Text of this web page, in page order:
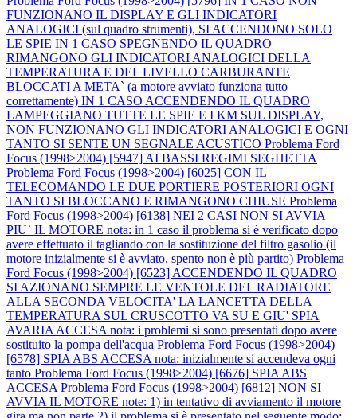
FUNZIONANO IL DISPLAY E GLI INDICATORI
ANALOGICI (sul quadro strumenti), SI ACCENDONO SOLO
LE SPIE IN 1 CASO SPEGNENDO IL QUADRO
RIMANGONO GLI INDICATORI ANALOGICI DELLA
TEMPERATURA E DEL LIVELLO CARBURANTE
BLOCCATI A META` (a motore avviato funziona tutto
correttamente) IN 1 CASO ACCENDENDO IL QUADRO
LAMPEGGIANO TUTTE LE SPIE E I KM SUL DISPLAY,
NON FUNZIONANO GLI INDICATORI ANALOGICI E OGNI
TANTO SI SENTE UN SEGNALE ACUSTICO Problema Ford
Focus (1998>2004) [5947] AI BASSI REGIMI SEGHETTA
Problema Ford Focus (1998>2004) [6025] CON IL
TELECOMANDO LE DUE PORTIERE POSTERIORI OGNI
TANTO SI BLOCCANO E RIMANGONO CHIUSE Problema
Ford Focus (1998>2004) [6138] NEI 2 CASI NON SI AVVIA
PIU` IL MOTORE nota: in 1 caso il problema si è verificato dopo
avere effettuato il tagliando con la sostituzione del filtro gasolio (il
motore inizialmente si è avviato, spento non è più partito) Problema
Ford Focus (1998>2004) [6523] ACCENDENDO IL QUADRO
SI AZIONANO SEMPRE LE VENTOLE DEL RADIATORE
ALLA SECONDA VELOCITA' LA LANCETTA DELLA
TEMPERATURA SUL CRUSCOTTO VA SU E GIU' SPIA
AVARIA ACCESA nota: i problemi si sono presentati dopo avere
sostituito la pompa dell'acqua Problema Ford Focus (1998>2004)
[6578] SPIA ABS ACCESA nota: inizialmente si accendeva ogni
tanto Problema Ford Focus (1998>2004) [6676] SPIA ABS
ACCESA Problema Ford Focus (1998>2004) [6812] NON SI
AVVIA IL MOTORE note: 1) in tentativo di avviamento il motore